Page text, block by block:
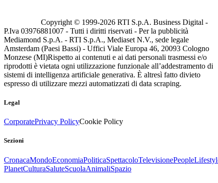
Copyright © 1999-2026 RTI S.p.A. Business Digital -
P.Iva 03976881007 - Tutti i diritti riservati - Per la pubblicità
Mediamond S.p.A. - RTI S.p.A., Mediaset N.V., sede legale
Amsterdam (Paesi Bassi) - Uffici Viale Europa 46, 20093 Cologno
Monzese (MI)Rispetto ai contenuti e ai dati personali trasmessi e/o
riprodotti è vietata ogni utilizzazione funzionale all’addestramento di
sistemi di intelligenza artificiale generativa. È altresì fatto divieto
espresso di utilizzare mezzi automatizzati di data scraping.
Legal
CorporatePrivacy PolicyCookie Policy
Sezioni
CronacaMondoEconomiaPoliticaSpettacoloTelevisionePeople
PlanetCulturaSaluteScuolaAnimaliSpazio